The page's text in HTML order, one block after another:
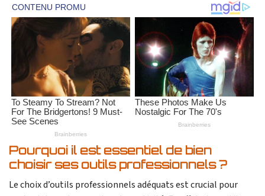
Pourquoi il est essentiel de bien
choisir ses outils professionnels ?
Le choix d’outils professionnels adéquats est crucial pour